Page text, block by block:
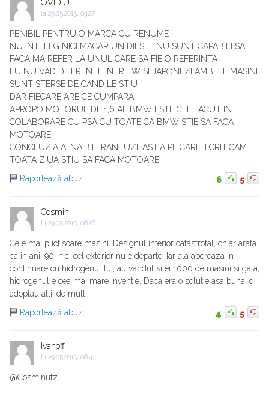
OVIDIU
la 29.05.2015, 03:27
PENIBIL PENTRU O MARCA CU RENUME
NU INTELEG NICI MACAR UN DIESEL NU SUNT CAPABILI SA
FACA MA REFER LA UNUL CARE SA FIE O REFERINTA
EU NU VAD DIFERENTE INTRE W SI JAPONEZI AMBELE MASINI
SUNT STERSE DE CAND LE STIU
DAR FIECARE ARE CE CUMPARA
APROPO MOTORUL DE 1,6 AL BMW ESTE CEL FACUT IN
COLABORARE CU PSA CU TOATE CA BMW STIE SA FACA
MOTOARE
CONCLUZIA AI NAIBII FRANTUZII ASTIA PE CARE II CRITICAM
TOATA ZIUA STIU SA FACA MOTOARE
Raportează abuz
6 5
Cosmin
la 29.05.2015, 08:26
Cele mai plictisoare masini. Designul interior catastrofal, chiar arata
ca in anii 90, nici cel exterior nu e departe. Iar ala abereaza in
continuare cu hidrogenul lui, au vandut si ei 1000 de masini si gata,
hidrogenul e cea mai mare inventie. Daca era o solutie asa buna, o
adoptau altii de mult.
Raportează abuz
4 5
Ivanoff
la 29.05.2015, 08:41
@Cosminutz